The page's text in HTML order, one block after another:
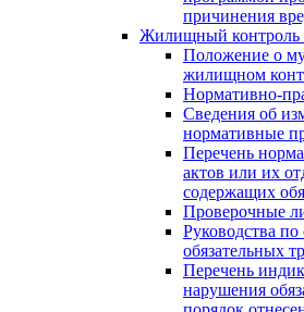
причинения
Жилищный контроль
Положение о
жилищном
Нормативно-
Сведения об
нормативные
Перечень
актов или их
содержащих
Проверочные
Руководства
обязательных
Перечень
нарушения